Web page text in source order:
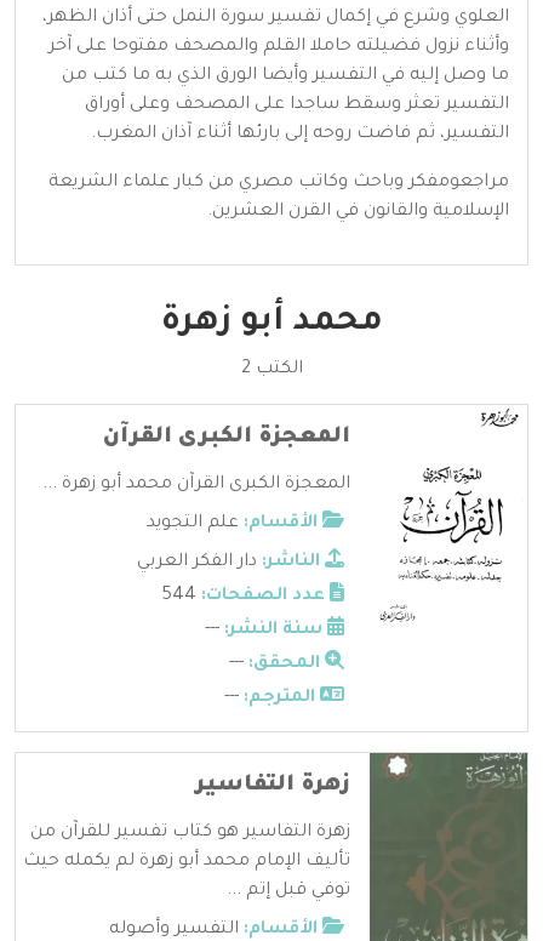
العلوي وشرع في إكمال تفسير سورة النمل حتى أذان الظهر،
وأثناء نزول فضيلته حاملا القلم والمصحف مفتوحا على آخر
ما وصل إليه في التفسير وأيضا الورق الذي به ما كتب من
التفسير تعثر وسقط ساجدا على المصحف وعلى أوراق
التفسير، ثم فاضت روحه إلى بارئها أثناء آذان المغرب.
مراجعومفكر وباحث وكاتب مصري من كبار علماء الشريعة
الإسلامية والقانون في القرن العشرين.
محمد أبو زهرة
الكتب 2
المعجزة الكبرى القرآن
المعجزة الكبرى القرآن محمد أبو زهرة ...
الأقسام: علم التجويد
الناشر: دار الفكر العربي
عدد الصفحات:
سنة النشر: ---
المحقق: ---
المترجم: ---
زهرة التفاسير
زهرة التفاسير هو كتاب تفسير للقرآن من
تأليف الإمام محمد أبو زهرة لم يكمله حيث
توفي قبل إتم ...
الأقسام: التفسير وأصوله